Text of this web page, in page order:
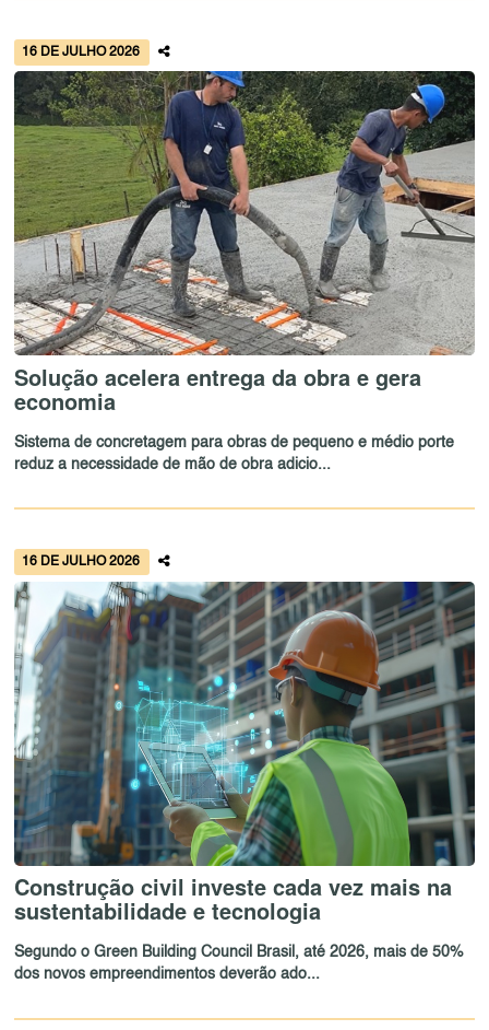
16 DE JULHO 2026
Solução acelera entrega da obra e gera
economia
Sistema de concretagem para obras de pequeno e médio porte
reduz a necessidade de mão de obra adicio...
16 DE JULHO 2026
Construção civil investe cada vez mais na
sustentabilidade e tecnologia
Segundo o Green Building Council Brasil, até 2026, mais de 50%
dos novos empreendimentos deverão ado...